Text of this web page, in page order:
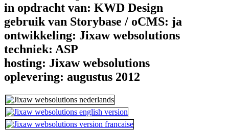
in opdracht van: KWD Design
gebruik van Storybase / oCMS: ja
ontwikkeling: Jixaw websolutions
techniek: ASP
hosting: Jixaw websolutions
oplevering: augustus 2012